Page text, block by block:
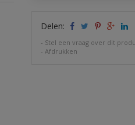
Delen:
- Stel een vraag over dit
-Afdrukken